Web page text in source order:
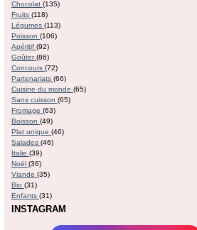
Chocolat (135)
Fruits (118)
Légumes (113)
Poisson (106)
Apéritif (92)
Goûter(86)
Concours (72)
Partenariats (66)
Cuisine du monde (65)
Sans cuisson (65)
Fromage (63)
Boisson (49)
Plat unique (46)
Salades (46)
Italie (39)
Noël (36)
Viande (35)
Bio (31)
Enfants (31)
INSTAGRAM